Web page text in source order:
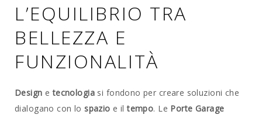
L’EQUILIBRIO TRA
BELLEZZA E
FUNZIONALITÀ
Design e tecnologia si fondono per creare soluzioni che
dialogano con lo spazio e iltempo. Le Porte Garage